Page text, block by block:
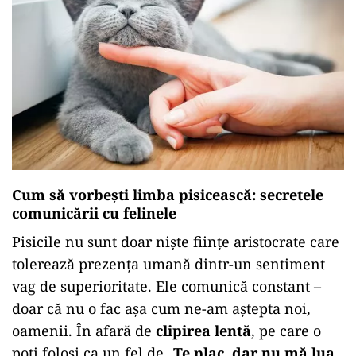
Cum să vorbești limba pisicească: secretele
comunicării cu felinele
Pisicile nu sunt doar niște ființe aristocrate care
tolerează prezența umană dintr-un sentiment
vag de superioritate. Ele comunică constant –
doar că nu o fac așa cum ne-am aștepta noi,
oamenii. În afară de clipirea lentă, pe care o